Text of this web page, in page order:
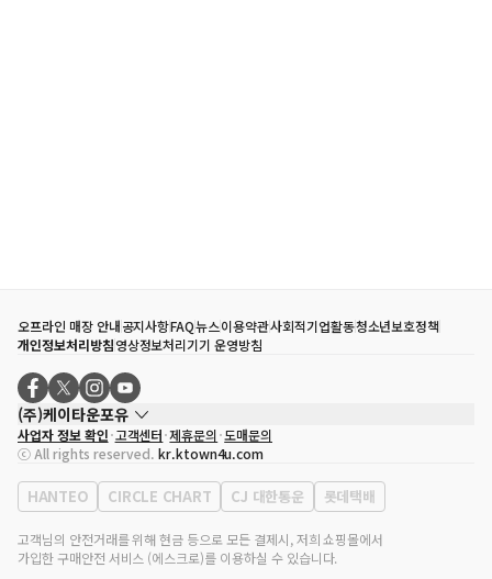
오프라인 매장 안내공지사항FAQ뉴스이용약관사회적기업활동청소년보호정책
개인정보처리방침영상정보처리기기 운영방침
(주)케이타운포유
대표자
송효민
사업자등록번호
120-87-71116
통신판매업 신고번호 제2011-서울강남-02223
대표전화
02-552-9855
사업자 정보 확인 고객센터 제휴문의 도매문의
ⓒ All rights reserved. kr.ktown4u.com
HANTEO CIRCLE CHART CJ 대한통운 롯데택배
고객님의 안전거래를 위해 현금 등으로 모든 결제시, 저희 쇼핑몰에서
가입한 구매안전 서비스 (에스크로)를 이용하실 수 있습니다.